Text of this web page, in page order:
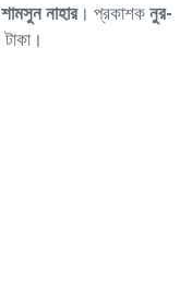
নাহার। প্রকাশক নুর-